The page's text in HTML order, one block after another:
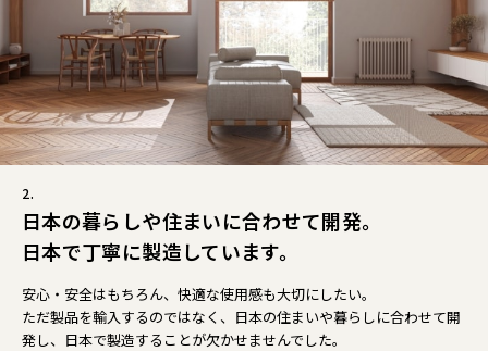
2.
日本の暮らしや住まいに合わせて開発。
日本で丁寧に製造しています。
安心・安全はもちろん、快適な使用感も大切にしたい。
ただ製品を輸入するのではなく、日本の住まいや暮らしに合わせて開
発し、日本で製造することが欠かせませんでした。